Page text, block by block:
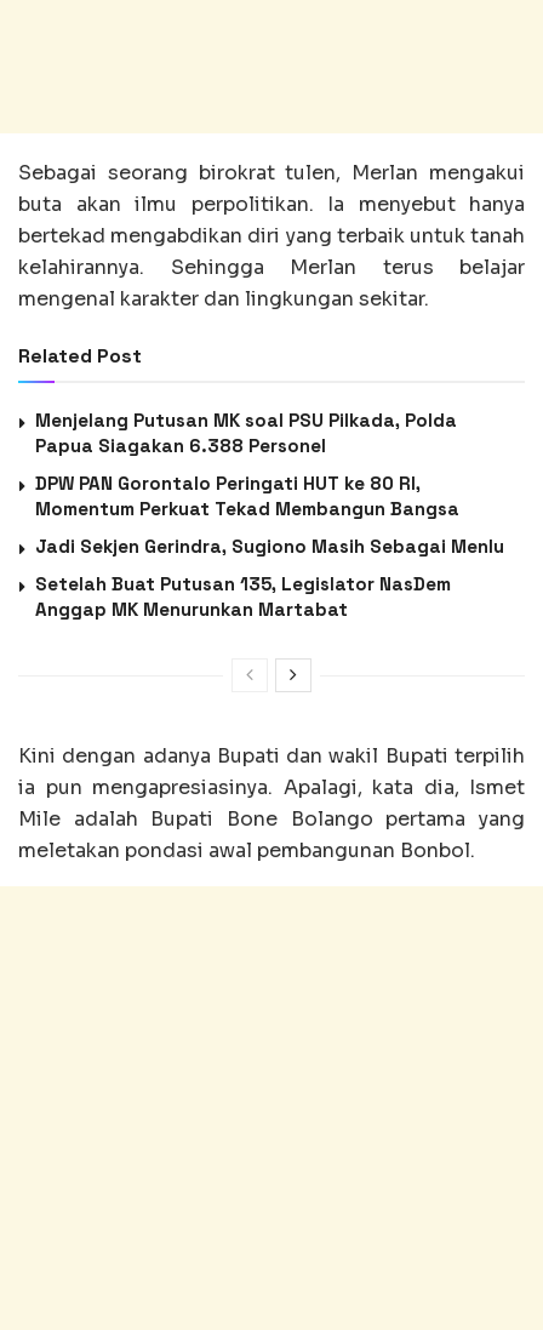
Sebagai seorang birokrat tulen, Merlan mengakui
buta akan ilmu perpolitikan. Ia menyebut hanya
bertekad mengabdikan diri yang terbaik untuk tanah
kelahirannya. Sehingga Merlan terus belajar
mengenal karakter dan lingkungan sekitar.
Related Post
Menjelang Putusan MK soal PSU Pilkada, Polda
Papua Siagakan 6.388 Personel
DPW PAN Gorontalo Peringati HUT ke 80 RI,
Momentum Perkuat Tekad Membangun Bangsa
Jadi Sekjen Gerindra, Sugiono Masih Sebagai Menlu
Setelah Buat Putusan 135, Legislator NasDem
Anggap MK Menurunkan Martabat
Kini dengan adanya Bupati dan wakil Bupati terpilih
ia pun mengapresiasinya. Apalagi, kata dia, Ismet
Mile adalah Bupati Bone Bolango pertama yang
meletakan pondasi awal pembangunan Bonbol.